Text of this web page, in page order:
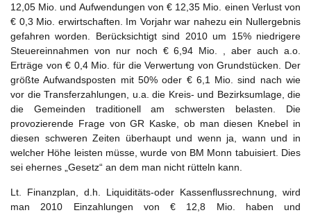
12,05 Mio. und Aufwendungen von € 12,35 Mio. einen Verlust von
€ 0,3 Mio. erwirtschaften. Im Vorjahr war nahezu ein Nullergebnis
gefahren worden. Berücksichtigt sind 2010 um 15% niedrigere
Steuereinnahmen von nur noch € 6,94 Mio. , aber auch a.o.
Erträge von € 0,4 Mio. für die Verwertung von Grundstücken. Der
größte Aufwandsposten mit 50% oder € 6,1 Mio. sind nach wie
vor die Transferzahlungen, u.a. die Kreis- und Bezirksumlage, die
die Gemeinden traditionell am schwersten belasten. Die
provozierende Frage von GR Kaske, ob man diesen Knebel in
diesen schweren Zeiten überhaupt und wenn ja, wann und in
welcher Höhe leisten müsse, wurde von BM Monn tabuisiert. Dies
sei ehernes „Gesetz“ an dem man nicht rütteln kann.
Lt. Finanzplan, d.h. Liquiditäts-oder Kassenflussrechnung, wird
man 2010 Einzahlungen von € 12,8 Mio. haben und